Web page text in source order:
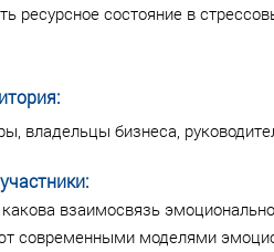
ресурсное состояние в
владельцы бизнеса,
взаимосвязь
современными моделями